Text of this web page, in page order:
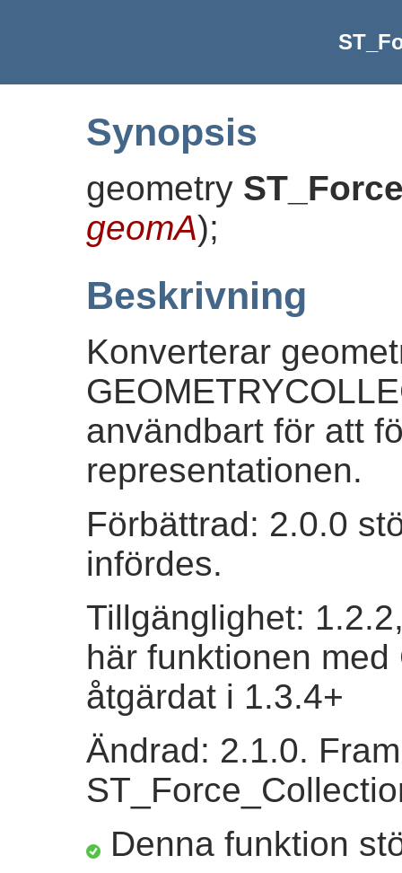
Synopsis
geometry
geomA);
Beskrivning
Konverterar
användbart för att
representationen.
Förbättrad: 2.0.0
infördes.
Tillgänglighet:
här funktionen
åtgärdat i 1.3.4+
Ändrad: 2.1.0.
Denna funktion